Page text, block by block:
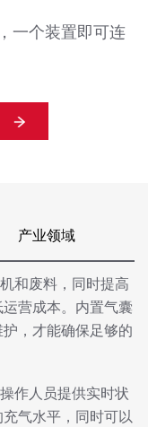
一个装置即可连
产业领域
和废料，同时提高
营成本。内置气囊
，才能确保足够的
作人员提供实时状
气水平，同时可以